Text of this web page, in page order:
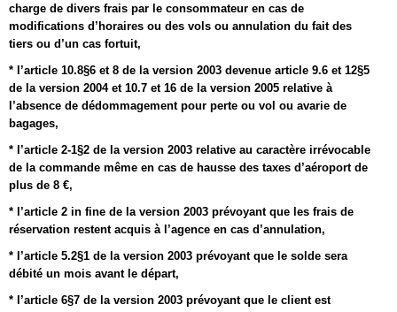
charge de divers frais par le consommateur en cas de
modifications d’horaires ou des vols ou annulation du fait des
tiers ou d’un cas fortuit,
* l’article 10.8§6 et 8 de la version 2003 devenue article 9.6 et 12§5
de la version 2004 et 10.7 et 16 de la version 2005 relative à
l’absence de dédommagement pour perte ou vol ou avarie de
bagages,
* l’article 2-1§2 de la version 2003 relative au caractère irrévocable
de la commande même en cas de hausse des taxes d’aéroport de
plus de 8 €,
* l’article 2 in fine de la version 2003 prévoyant que les frais de
réservation restent acquis à l’agence en cas d’annulation,
* l’article 5.2§1 de la version 2003 prévoyant que le solde sera
débité un mois avant le départ,
* l’article 6§7 de la version 2003 prévoyant que le client est